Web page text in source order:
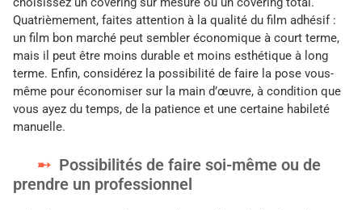
Quatrièmement, faites attention à la qualité du film adhésif :
un film bon marché peut sembler économique à court terme,
mais il peut être moins durable et moins esthétique à long
terme. Enfin, considérez la possibilité de faire la pose vous-
même pour économiser sur la main d’œuvre, à condition que
vous ayez du temps, de la patience et une certaine habileté
manuelle.
Possibilités de faire soi-même ou de
prendre un professionnel